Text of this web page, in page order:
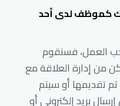
كموظف لدى أحد
العمل، فسنقوم
من إدارة العلاقة مع
تقديمها أو سيتم
بريد إلكتروني أو